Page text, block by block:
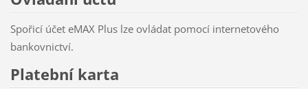
Spořicí účet eMAX Plus lze ovládat pomocí internetového
bankovnictví.
Platební karta